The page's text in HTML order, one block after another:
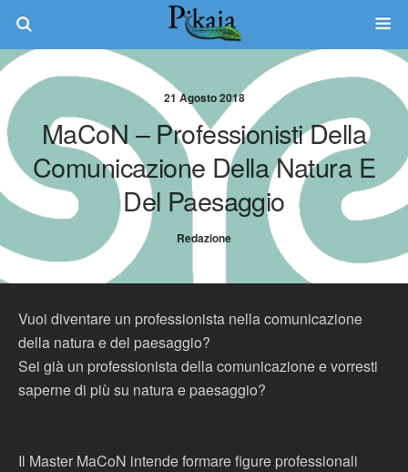
21 Agosto 2018
MaCoN – Professionisti Della
Comunicazione Della Natura E
Del Paesaggio
Redazione
Vuoi diventare un professionista nella comunicazione
della natura e del paesaggio?
Sei già un professionista della comunicazione e vorresti
saperne di più su natura e paesaggio?
Il Master MaCoN intende formare figure professionali